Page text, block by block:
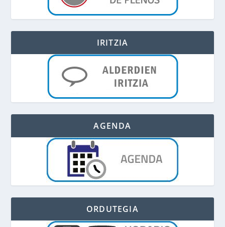
IRITZIA
AGENDA
ORDUTEGIA